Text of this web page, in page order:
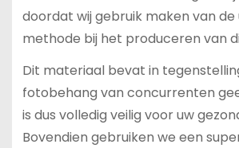
doordat wij gebruik maken van de
methode bij het produceren van
Dit materiaal bevat in
fotobehang van concurrenten
is dus volledig veilig voor uw
Bovendien gebruiken we een